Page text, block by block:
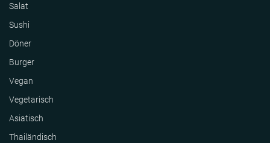
Salat
Sushi
Döner
Burger
Vegan
Vegetarisch
Asiatisch
Thailändisch